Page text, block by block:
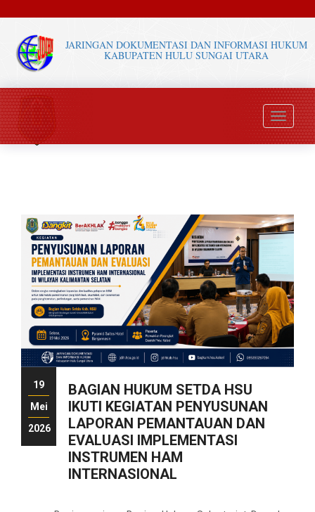
JARINGAN DOKUMENTASI DAN INFORMASI HUKUM
KABUPATEN HULU SUNGAI UTARA
Toggle
19
Mei
2026
BAGIAN HUKUM SETDA HSU
IKUTI KEGIATAN PENYUSUNAN
LAPORAN PEMANTAUAN DAN
EVALUASI IMPLEMENTASI
INSTRUMEN HAM
INTERNASIONAL